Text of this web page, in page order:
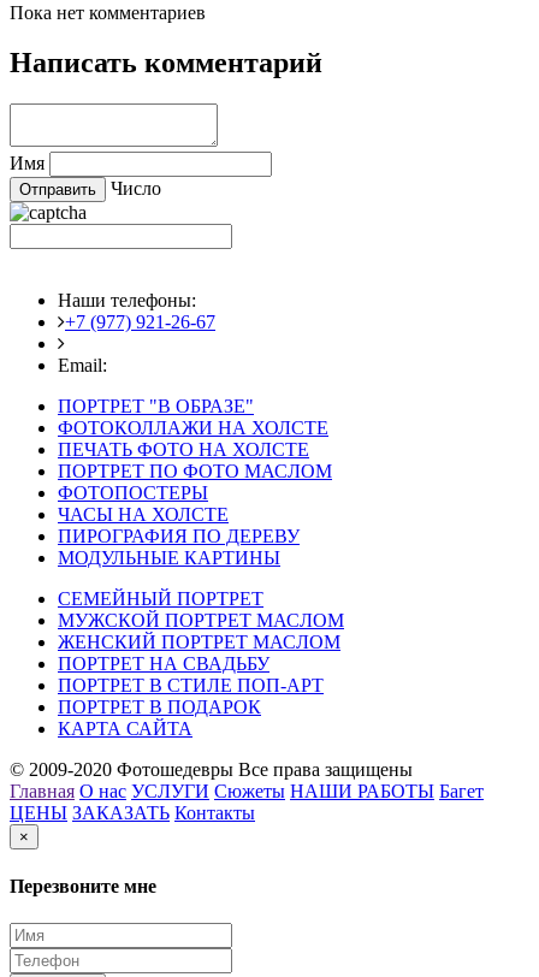
Пока нет комментариев
Написать комментарий
Имя
Число
Наши телефоны:
+7 (977) 921-26-67
Email:
ПОРТРЕТ "В ОБРАЗЕ"
ФОТОКОЛЛАЖИ НА ХОЛСТЕ
ПЕЧАТЬ ФОТО НА ХОЛСТЕ
ПОРТРЕТ ПО ФОТО МАСЛОМ
ФОТОПОСТЕРЫ
ЧАСЫ НА ХОЛСТЕ
ПИРОГРАФИЯ ПО ДЕРЕВУ
МОДУЛЬНЫЕ КАРТИНЫ
СЕМЕЙНЫЙ ПОРТРЕТ
МУЖСКОЙ ПОРТРЕТ МАСЛОМ
ЖЕНСКИЙ ПОРТРЕТ МАСЛОМ
ПОРТРЕТ НА СВАДЬБУ
ПОРТРЕТ В СТИЛЕ ПОП-АРТ
ПОРТРЕТ В ПОДАРОК
КАРТА САЙТА
© 2009-2020 Фотошедевры Все права защищены
Главная О нас УСЛУГИ Сюжеты НАШИ РАБОТЫ Багет
ЦЕНЫ ЗАКАЗАТЬ Контакты
×
Перезвоните мне